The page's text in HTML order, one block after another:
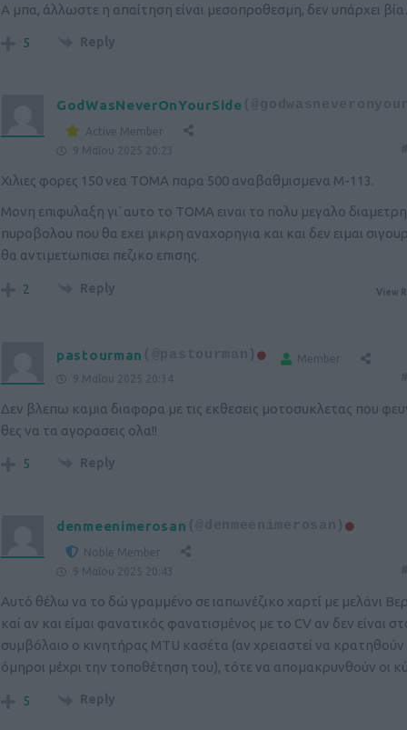
Α μπα, άλλωστε η απαίτηση είναι μεσοπροθεσμη, δεν υπάρχει
5 Reply
GodWasNeverOnYourSide
Active Member
9 Μαΐου 2025 20:23
Χιλιες φορες 150 νεα ΤΟΜΑ παρα 500 αναβαθμισμενα M-113.
Μονη επιφυλαξη γι`αυτο το ΤΟΜΑ ειναι το πολυ μεγαλο
πυροβολου που θα εχει μικρη αναχορηγια και και δεν ειμαι
θα αντιμετωπισει πεζικο επισης.
2 Reply View
pastourman (@pastourman)
Member
9 Μαΐου 2025 20:34
Δεν βλεπω καμια διαφορα με τις εκθεσεις μοτοσυκλετας που
θες να τα αγορασεις ολα!!
5 Reply
denmeenimerosan (@denmeenimerosan)
Noble Member
9 Μαΐου 2025 20:43
Αυτό θέλω να το δώ γραμμένο σε ιαπωνέζικο χαρτί με μελάνι
καί αν και είμαι φανατικός φανατισμένος με το CV αν δεν είναι
συμβόλαιο ο κινητήρας ΜΤU κασέτα (αν χρειαστεί να κρατηθούν
όμηροι μέχρι την τοποθέτηση του), τότε να απομακρυνθούν οι
5 Reply